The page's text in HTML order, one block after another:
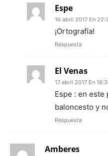
Espe
16 abril 2017 En
¡Ortografía!
Respuesta
El Venas
17 abril 2017 En
Espe : en este
baloncesto y
Respuesta
Amberes